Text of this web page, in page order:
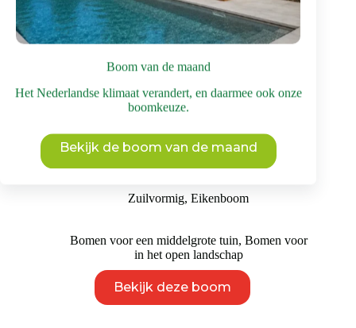
Boom van de maand
Het Nederlandse klimaat verandert, en daarmee ook onze
boomkeuze.
Bekijk de boom van de maand
Zuileik | Laagstam
tot
Zuilvormig,Eikenboom
Bomen voor een middelgrote tuin, Bomen voor
in het open landschap
Bekijk deze boom
product
heeft